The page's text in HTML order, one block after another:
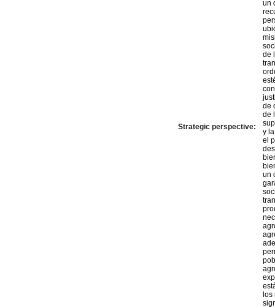
Strategic perspective:
un
de
justicia social
de
de
y
el
un
los